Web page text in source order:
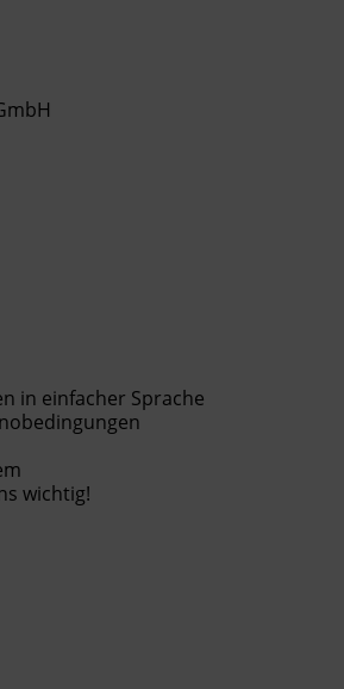
in einfacher Sprache
wichtig!